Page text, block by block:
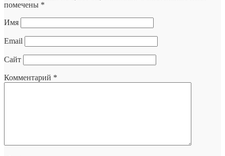
помечены *
Имя
Email
Сайт
Комментарий *